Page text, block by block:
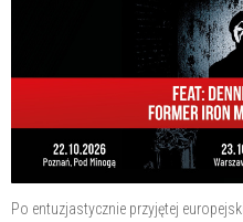
Po entuzjastycznie przyjętej